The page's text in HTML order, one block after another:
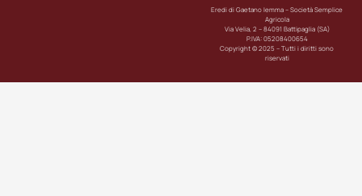
Eredi di Gaetano Iemma – Società Semplice
Agricola
Via Velia, 2 – 84091 Battipaglia (SA)
P.IVA: 05208400654
Copyright © 2025 – Tutti i diritti sono
riservati